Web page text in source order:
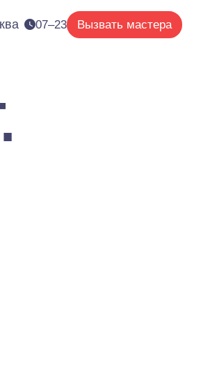
07–23 Вызвать мастера